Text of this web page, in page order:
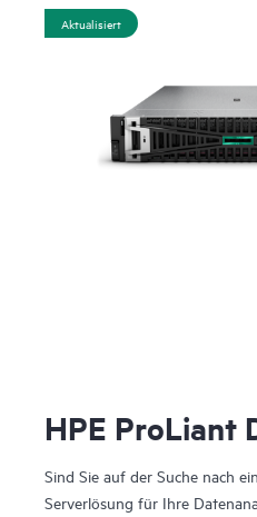
Aktualisiert
HPE ProLiant
Sind Sie auf der Suche nach
Serverlösung für Ihre